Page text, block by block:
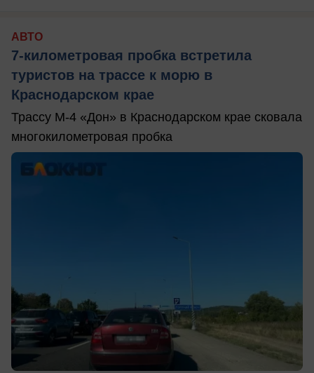
АВТО
7-километровая пробка встретила
туристов на трассе к морю в
Краснодарском крае
Трассу М-4 «Дон» в Краснодарском крае сковала
многокилометровая пробка